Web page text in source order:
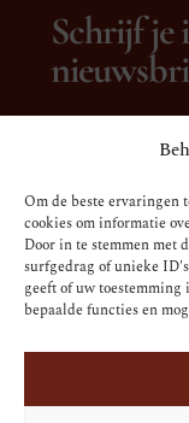
Om de beste ervaringen
cookies om informatie
Door in te stemmen met
surfgedrag of unieke
geeft of uw
bepaalde functies en
Schrijf je